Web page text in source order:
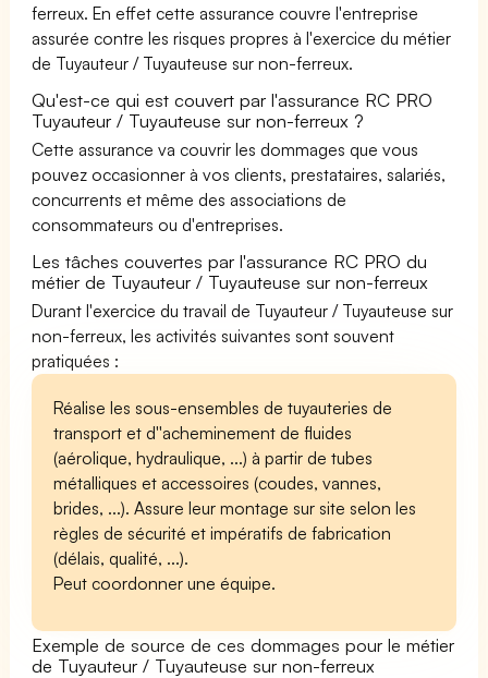
ferreux. En effet cette assurance couvre l'entreprise
assurée contre les risques propres à l'exercice du métier
de Tuyauteur / Tuyauteuse sur non-ferreux.
Qu'est-ce qui est couvert par l'assurance RC PRO
Tuyauteur / Tuyauteuse sur non-ferreux ?
Cette assurance va couvrir les dommages que vous
pouvez occasionner à vos clients, prestataires, salariés,
concurrents et même des associations de
consommateurs ou d'entreprises.
Les tâches couvertes par l'assurance RC PRO du
métier de Tuyauteur / Tuyauteuse sur non-ferreux
Durant l'exercice du travail de Tuyauteur / Tuyauteuse sur
non-ferreux, les activités suivantes sont souvent
pratiquées :
Réalise les sous-ensembles de tuyauteries de
transport et d''acheminement de fluides
(aérolique, hydraulique, ...) à partir de tubes
métalliques et accessoires (coudes, vannes,
brides, ...). Assure leur montage sur site selon les
règles de sécurité et impératifs de fabrication
(délais, qualité, ...).
Peut coordonner une équipe.
Exemple de source de ces dommages pour le métier
de Tuyauteur / Tuyauteuse sur non-ferreux